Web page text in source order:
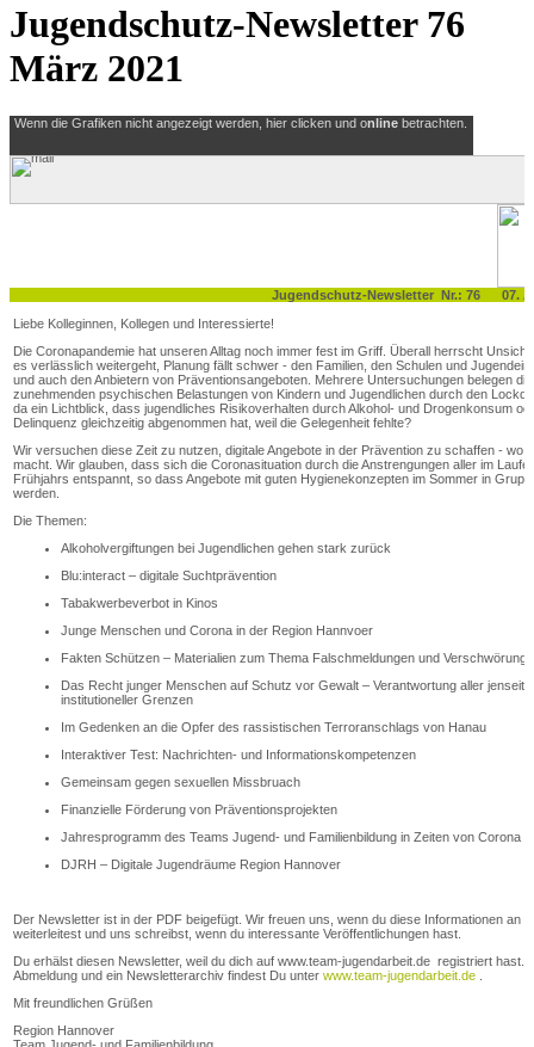
Jugendschutz-Newsletter 76
März 2021